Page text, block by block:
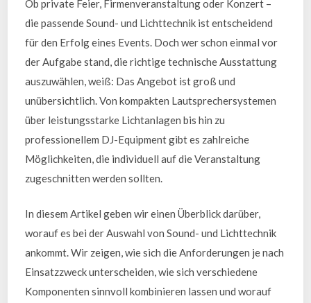
Ob private Feier, Firmenveranstaltung oder Konzert –
die passende Sound- und Lichttechnik ist entscheidend
für den Erfolg eines Events. Doch wer schon einmal vor
der Aufgabe stand, die richtige technische Ausstattung
auszuwählen, weiß: Das Angebot ist groß und
unübersichtlich. Von kompakten Lautsprechersystemen
über leistungsstarke Lichtanlagen bis hin zu
professionellem DJ-Equipment gibt es zahlreiche
Möglichkeiten, die individuell auf die Veranstaltung
zugeschnitten werden sollten.
In diesem Artikel geben wir einen Überblick darüber,
worauf es bei der Auswahl von Sound- und Lichttechnik
ankommt. Wir zeigen, wie sich die Anforderungen je nach
Einsatzzweck unterscheiden, wie sich verschiedene
Komponenten sinnvoll kombinieren lassen und worauf